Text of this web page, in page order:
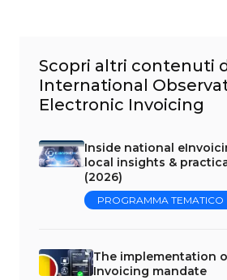
Scopri altri contenuti
International
Electronic Invoicing
Inside national
local insights &
(2026)
PROGRAMMA TEMATICO
The implementation
Invoicing mandate